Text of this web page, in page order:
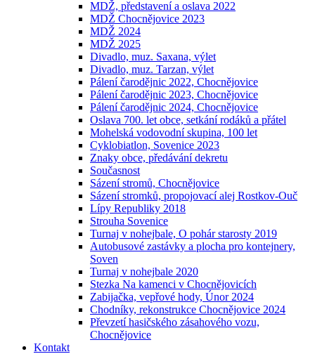
MDŽ, představení a oslava 2022
MDŽ Chocnějovice 2023
MDŽ 2024
MDŽ 2025
Divadlo, muz. Saxana, výlet
Divadlo, muz. Tarzan, výlet
Pálení čarodějnic 2022, Chocnějovice
Pálení čarodějnic 2023, Chocnějovice
Pálení čarodějnic 2024, Chocnějovice
Oslava 700. let obce, setkání rodáků a přátel
Mohelská vodovodní skupina, 100 let
Cyklobiatlon, Sovenice 2023
Znaky obce, předávání dekretu
Současnost
Sázení stromů, Chocnějovice
Sázení stromků, propojovací alej Rostkov-Ouč
Lípy Republiky 2018
Strouha Sovenice
Turnaj v nohejbale, O pohár starosty 2019
Autobusové zastávky a plocha pro kontejnery,
Soven
Turnaj v nohejbale 2020
Stezka Na kamenci v Chocnějovicích
Zabijačka, vepřové hody, Únor 2024
Chodníky, rekonstrukce Chocnějovice 2024
Převzetí hasičského zásahového vozu,
Chocnějovice
Kontakt